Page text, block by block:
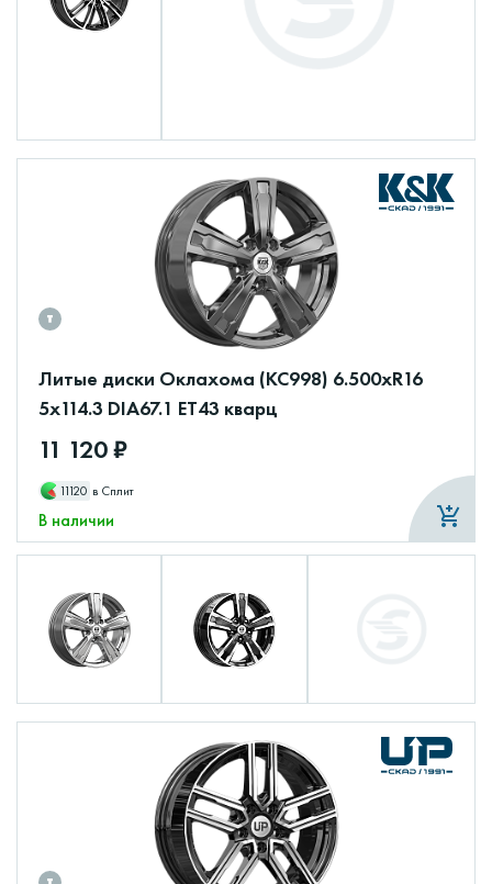
Литые диски Оклахома (КС998) 6.500xR16
5x114.3 DIA67.1 ET43 кварц
11 120 ₽
11120 в Сплит
В наличии